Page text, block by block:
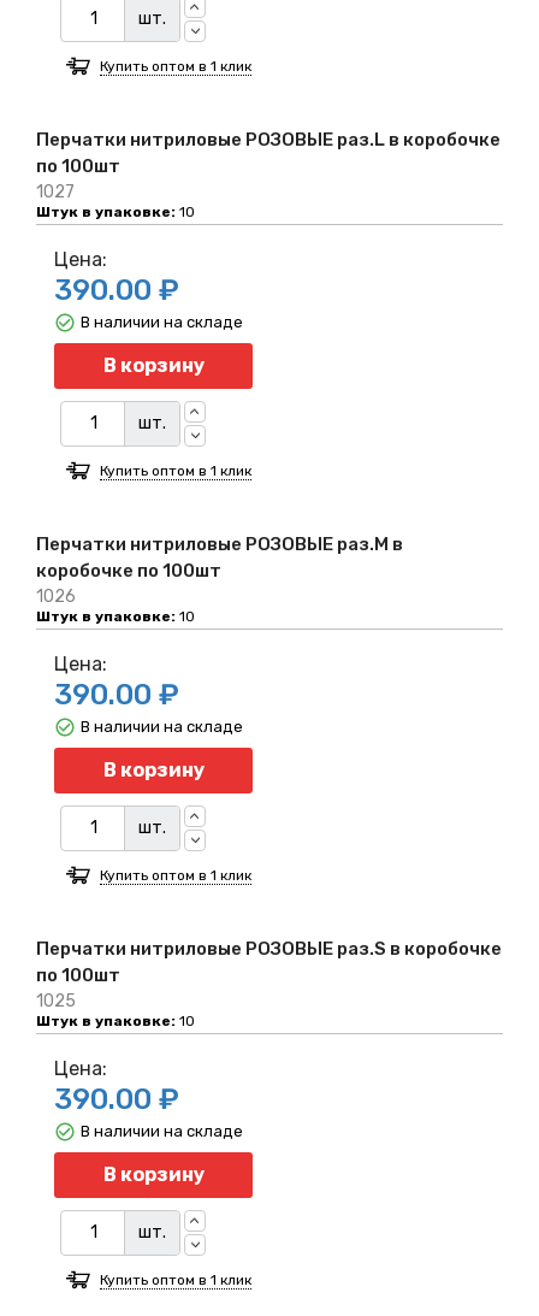
Перчатки нитриловые РОЗОВЫЕ раз.L в коробочке
по 100шт
1027
Штук в упаковке: 10
шт.
Купить оптом в 1 клик
Перчатки нитриловые РОЗОВЫЕ раз.M в
коробочке по 100шт
1026
Штук в упаковке: 10
Цена:
390.00 ₽
В корзину
шт.
В наличии на складе
Купить оптом в 1 клик
Перчатки нитриловые РОЗОВЫЕ раз.S в коробочке
по 100шт
1025
Штук в упаковке: 10
Цена:
390.00 ₽
В корзину
шт.
В наличии на складе
Купить оптом в 1 клик
Цена:
390.00 ₽
В корзину
шт.
В наличии на складе
Купить оптом в 1 клик